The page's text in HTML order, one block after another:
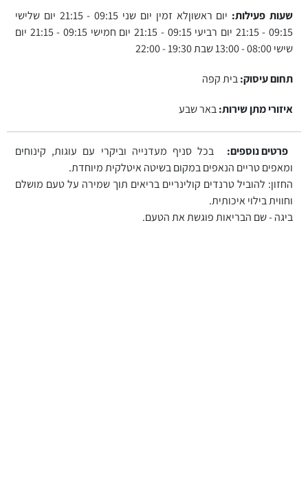
שעות פעילות:
יום ראשוןלא זמין יום שני 09:15 - 21:15 יום שלישי
09:15 - 21:15 יום רביעי 09:15 - 21:15 יום חמישי 09:15 - 21:15 יום
שישי 08:00 - 13:00 שבת 19:30 - 22:00
תחום עיסוק:בית קפה
איזורי מתן שירות:באר שבע
פרטים נוספים:
בכל סניף מעדנייה וביקרי עם עוגות, קינוחים
ומאפים טריים הנאפים במקום בשיטה איטלקית מיוחדת.
החזון: להוביל טרנדים קולינריים בריאים תוך שמירה על טעם מושלם
וחווית בילוי איכותית.
ביגה - שם הבריאות פוגשת את הטעם.